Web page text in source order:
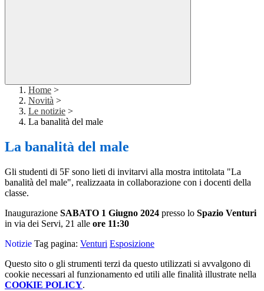
Home >
Novità >
Le notizie >
La banalità del male
La banalità del male
Gli studenti di 5F sono lieti di invitarvi alla mostra intitolata "La
banalità del male", realizzaata in collaborazione con i docenti della
classe.
Inaugurazione SABATO 1 Giugno 2024 presso lo Spazio Venturi
in via dei Servi, 21 alle ore 11:30
Notizie Tag pagina: Venturi Esposizione
Questo sito o gli strumenti terzi da questo utilizzati si avvalgono di
cookie necessari al funzionamento ed utili alle finalità illustrate nella
COOKIE POLICY.